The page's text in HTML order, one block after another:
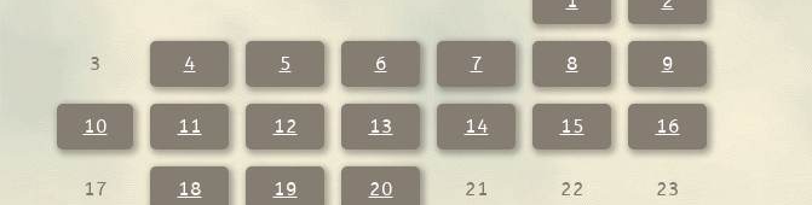
3 4 5 6 7 8 9
10 11 12 13 14 15 16
17 18 19 20 21 22 23